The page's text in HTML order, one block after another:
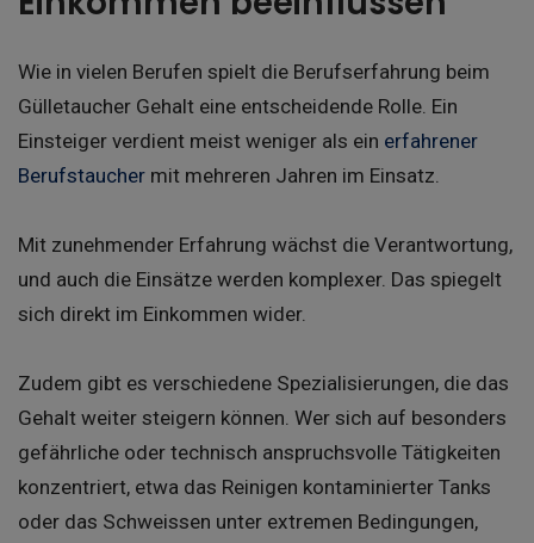
Wie in vielen Berufen spielt die Berufserfahrung beim
Gülletaucher Gehalt eine entscheidende Rolle. Ein
Einsteiger verdient meist weniger als ein erfahrener
Berufstaucher mit mehreren Jahren im Einsatz.
Mit zunehmender Erfahrung wächst die Verantwortung,
und auch die Einsätze werden komplexer. Das spiegelt
sich direkt im Einkommen wider.
Zudem gibt es verschiedene Spezialisierungen, die das
Gehalt weiter steigern können. Wer sich auf besonders
gefährliche oder technisch anspruchsvolle Tätigkeiten
konzentriert, etwa das Reinigen kontaminierter Tanks
oder das Schweissen unter extremen Bedingungen,